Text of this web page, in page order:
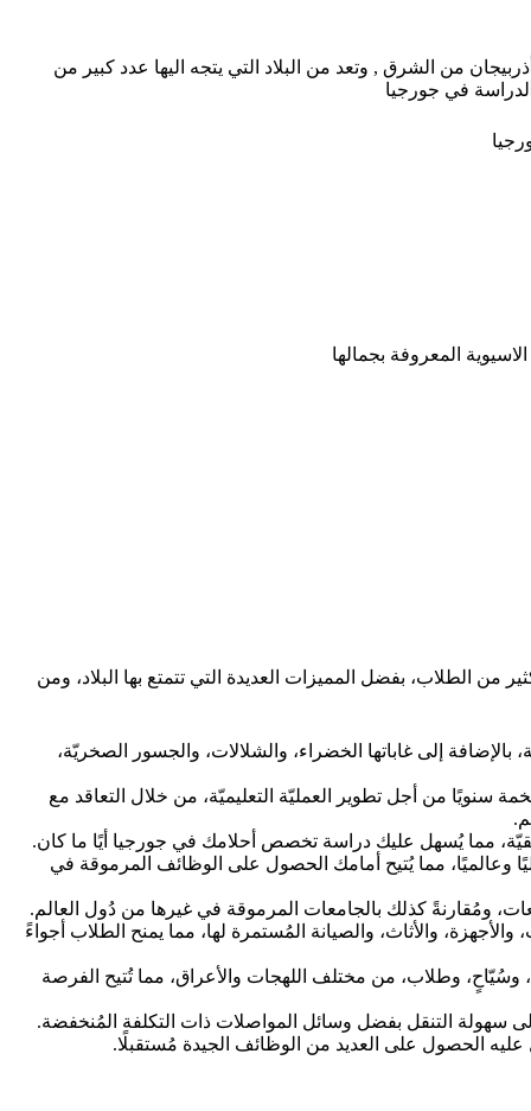
من الشرق , وتعد من البلاد التي يتجه اليها عدد كبير من
في جورجيا
المعروفة بجمالها
من الطلاب، بفضل المميزات العديدة التي تتمتع بها البلاد، ومن
إلى غاباتها الخضراء، والشلالات، والجسور الصخريّة،
سنويًا من أجل تطوير العمليّة التعليميّة، من خلال التعاقد مع
مما يُسهل عليك دراسة تخصص أحلامك في جورجيا أيًا ما كان.
وعالميًا، مما يُتيح أمامك الحصول على الوظائف المرموقة في
ومُقارنةً كذلك بالجامعات المرموقة في غيرها من دُول العالم.
والأثاث، والصيانة المُستمرة لها، مما يمنح الطلاب أجواءً
وسُيّاحٍ، وطلاب، من مختلف اللهجات والأعراق، مما تُتيح الفرصة
سهولة التنقل بفضل وسائل المواصلات ذات التكلفة المُنخفضة.
عليه الحصول على العديد من الوظائف الجيدة مُستقبلًا.